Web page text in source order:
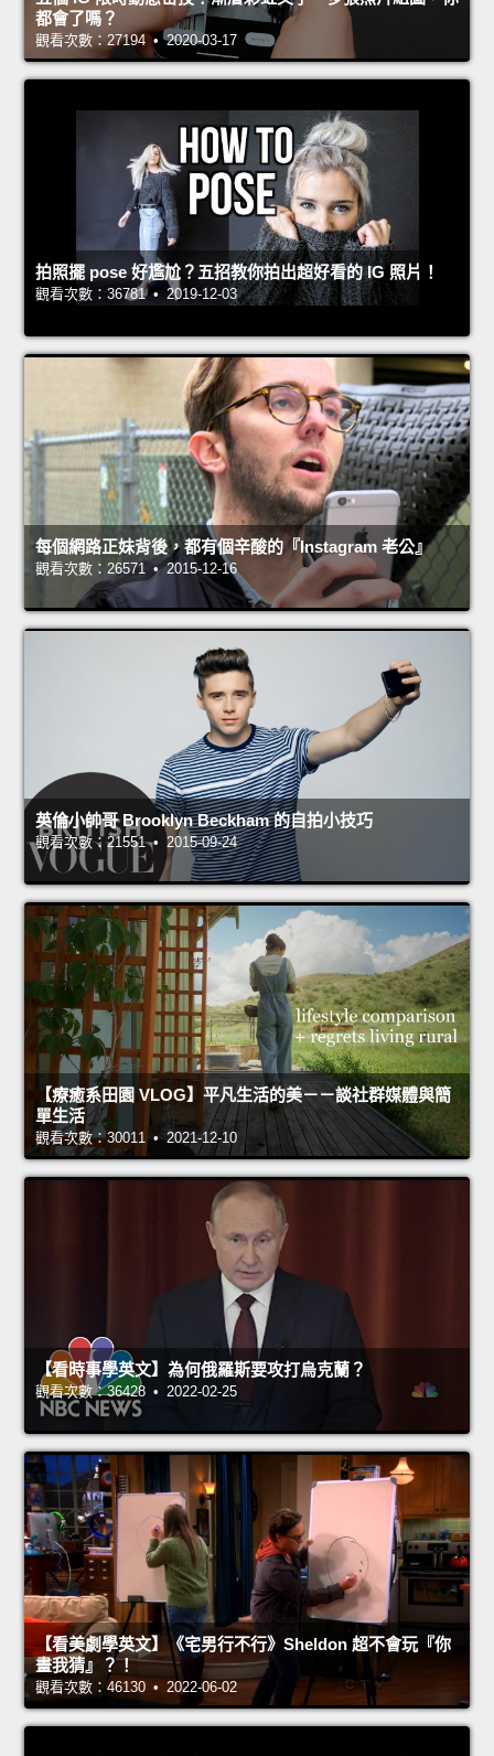
都會了嗎？
觀看次數：27194 • 2020-03-17
拍照擺 pose 好尷尬？五招教你拍出超好看的 IG 照片！
觀看次數：36781 • 2019-12-03
每個網路正妹背後，都有個辛酸的『Instagram 老公』
觀看次數：26571 • 2015-12-16
英倫小帥哥 Brooklyn Beckham 的自拍小技巧
觀看次數：21551 • 2015-09-24
【療癒系田園 VLOG】平凡生活的美－－談社群媒體與簡
單生活
觀看次數：30011 • 2021-12-10
【看時事學英文】為何俄羅斯要攻打烏克蘭？
觀看次數：36428 • 2022-02-25
【看美劇學英文】《宅男行不行》Sheldon 超不會玩『你
畫我猜』？！
觀看次數：46130 • 2022-06-02